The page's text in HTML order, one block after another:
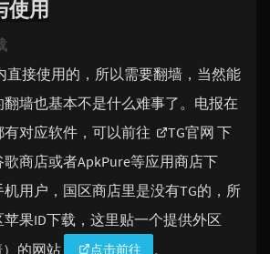
使用
直接使用的，所以需要翻墙，当然能
墙也基本不是什么难事了。电报在
对应软件，可以前往
TG官网 下
商店或者ApkPure等应用商店下
用户，国区商店里是没有TG的，所
果ID下载，这里贴一个提供外区
的网站
点击前往 。